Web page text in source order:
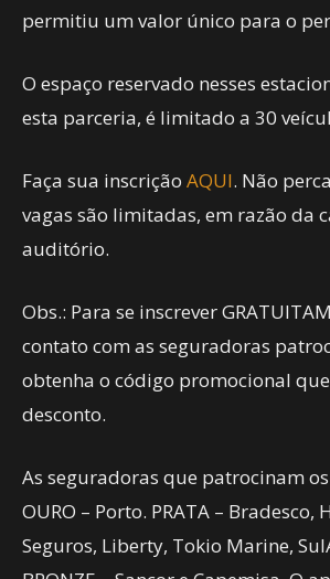
permitiu um valor único para o
O espaço reservado nesses
esta parceria, é limitado a 30
Faça sua inscrição AQUI. Não
vagas são limitadas, em razão da
auditório.
Obs.: Para se inscrever
contato com as seguradoras
obtenha o código promocional
desconto.
As seguradoras que patrocinam
OURO – Porto. PRATA – Bradesco,
Seguros, Liberty, Tokio Marine,